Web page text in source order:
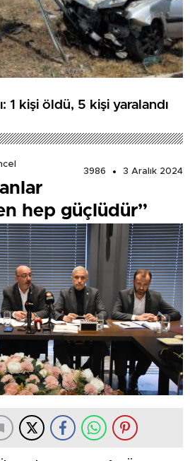
1 kişi öldü, 5 kişi yaralandı
3986
3 Aralık 2024
hep güçlüdür”